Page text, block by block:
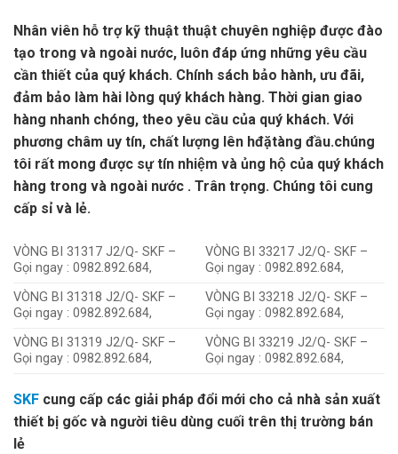
Nhân viên hỗ trợ kỹ thuật thuật chuyên nghiệp được đào
tạo trong và ngoài nước, luôn đáp ứng những yêu cầu
cần thiết của quý khách. Chính sách bảo hành, ưu đãi,
đảm bảo làm hài lòng quý khách hàng. Thời gian giao
hàng nhanh chóng, theo yêu cầu của quý khách. Với
phương châm uy tín, chất lượng lên hđặtàng đầu.chúng
tôi rất mong được sự tín nhiệm và ủng hộ của quý khách
hàng trong và ngoài nước . Trân trọng. Chúng tôi cung
cấp sỉ và lẻ.
VÒNG BI 31317 J2/Q- SKF –
Gọi ngay : 0982.892.684,
VÒNG BI 33217 J2/Q- SKF –
Gọi ngay : 0982.892.684,
VÒNG BI 31318 J2/Q- SKF –
Gọi ngay : 0982.892.684,
VÒNG BI 33218 J2/Q- SKF –
Gọi ngay : 0982.892.684,
VÒNG BI 31319 J2/Q- SKF –
Gọi ngay : 0982.892.684,
VÒNG BI 33219 J2/Q- SKF –
Gọi ngay : 0982.892.684,
SKF cung cấp các giải pháp đổi mới cho cả nhà sản xuất
thiết bị gốc và người tiêu dùng cuối trên thị trường bán
lẻ